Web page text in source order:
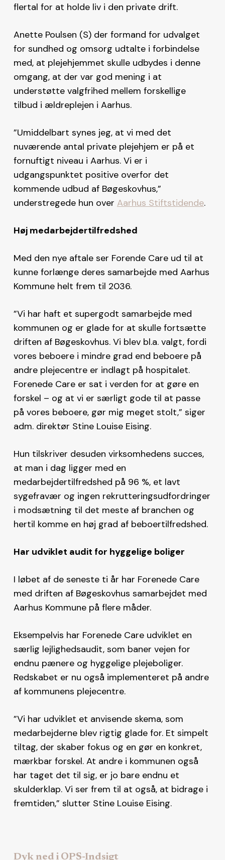
flertal for at holde liv i den private drift.
Anette Poulsen (S) der formand for udvalget
for sundhed og omsorg udtalte i forbindelse
med, at plejehjemmet skulle udbydes i denne
omgang, at der var god mening i at
understøtte valgfrihed mellem forskellige
tilbud i ældreplejen i Aarhus.
”Umiddelbart synes jeg, at vi med det
nuværende antal private plejehjem er på et
fornuftigt niveau i Aarhus. Vi er i
udgangspunktet positive overfor det
kommende udbud af Bøgeskovhus,”
understregede hun over Aarhus Stiftstidende.
Høj medarbejdertilfredshed
Med den nye aftale ser Forende Care ud til at
kunne forlænge deres samarbejde med Aarhus
Kommune helt frem til 2036.
”Vi har haft et supergodt samarbejde med
kommunen og er glade for at skulle fortsætte
driften af Bøgeskovhus. Vi blev bl.a. valgt, fordi
vores beboere i mindre grad end beboere på
andre plejecentre er indlagt på hospitalet.
Forenede Care er sat i verden for at gøre en
forskel – og at vi er særligt gode til at passe
på vores beboere, gør mig meget stolt,” siger
adm. direktør Stine Louise Eising.
Hun tilskriver desuden virksomhedens succes,
at man i dag ligger med en
medarbejdertilfredshed på 96 %, et lavt
sygefravær og ingen rekrutteringsudfordringer
i modsætning til det meste af branchen og
hertil komme en høj grad af beboertilfredshed.
Har udviklet audit for hyggelige boliger
I løbet af de seneste ti år har Forenede Care
med driften af Bøgeskovhus samarbejdet med
Aarhus Kommune på flere måder.
Eksempelvis har Forenede Care udviklet en
særlig lejlighedsaudit, som baner vejen for
endnu pænere og hyggelige plejeboliger.
Redskabet er nu også implementeret på andre
af kommunens plejecentre.
”Vi har udviklet et anvisende skema, som
medarbejderne blev rigtig glade for. Et simpelt
tiltag, der skaber fokus og en gør en konkret,
mærkbar forskel. At andre i kommunen også
har taget det til sig, er jo bare endnu et
skulderklap. Vi ser frem til at også, at bidrage i
fremtiden,” slutter Stine Louise Eising.
Dyk ned i OPS-Indsigt